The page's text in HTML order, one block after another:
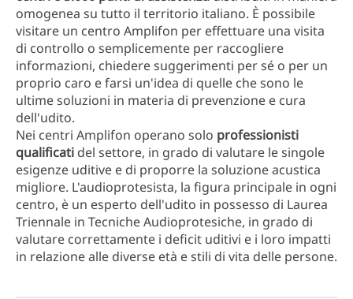
omogenea su tutto il territorio italiano. È possibile
visitare un centro Amplifon per effettuare una visita
di controllo o semplicemente per raccogliere
informazioni, chiedere suggerimenti per sé o per un
proprio caro e farsi un'idea di quelle che sono le
ultime soluzioni in materia di prevenzione e cura
dell'udito.
Nei centri Amplifon operano solo professionisti
qualificati del settore, in grado di valutare le singole
esigenze uditive e di proporre la soluzione acustica
migliore. L'audioprotesista, la figura principale in ogni
centro, è un esperto dell'udito in possesso di Laurea
Triennale in Tecniche Audioprotesiche, in grado di
valutare correttamente i deficit uditivi e i loro impatti
in relazione alle diverse età e stili di vita delle persone.